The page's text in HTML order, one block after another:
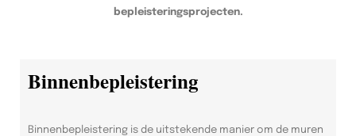
bepleisteringsprojecten.
Binnenbepleistering
Binnenbepleistering is de uitstekende manier om de muren